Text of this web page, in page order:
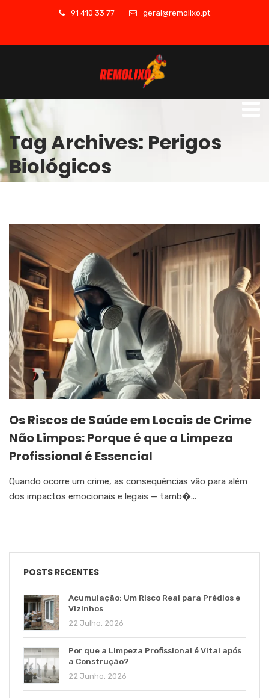
91 410 33 77 geral@remolixo.pt
Tag Archives: Perigos
Biológicos
Os Riscos de Saúde em Locais de Crime
Não Limpos: Porque é que a Limpeza
Profissional é Essencial
Quando ocorre um crime, as consequências vão para além
dos impactos emocionais e legais — tamb�...
POSTS RECENTES
Acumulação: Um Risco Real para Prédios e
Vizinhos
22 Julho, 2026
Por que a Limpeza Profissional é Vital após
a Construção?
22 Junho, 2026